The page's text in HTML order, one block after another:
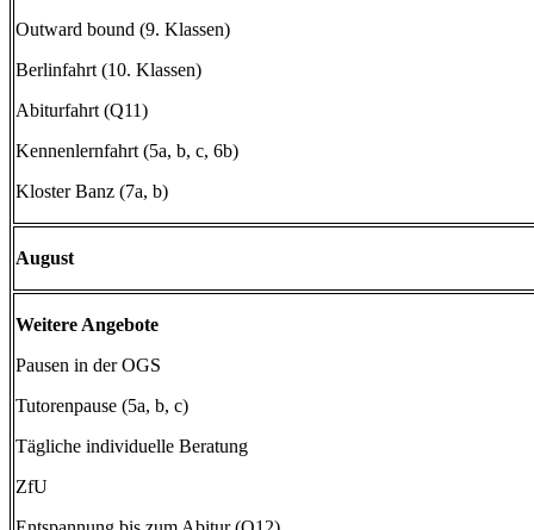
Outward bound (9. Klassen)
Berlinfahrt (10. Klassen)
Abiturfahrt (Q11)
Kennenlernfahrt (5a, b, c, 6b)
Kloster Banz (7a, b)
August
Weitere Angebote
Pausen in der OGS
Tutorenpause (5a, b, c)
Tägliche individuelle Beratung
ZfU